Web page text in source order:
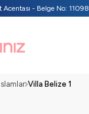
Acentası - Belge No: 11098
Villa Belize 1